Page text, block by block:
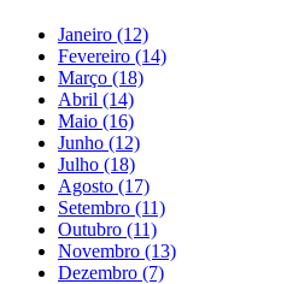
Janeiro (12)
Fevereiro (14)
Março (18)
Abril (14)
Maio (16)
Junho (12)
Julho (18)
Agosto (17)
Setembro (11)
Outubro (11)
Novembro (13)
Dezembro (7)